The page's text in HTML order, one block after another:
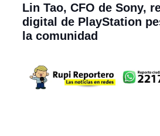
Lin Tao, CFO de Sony,
digital de PlayStation
la comunidad